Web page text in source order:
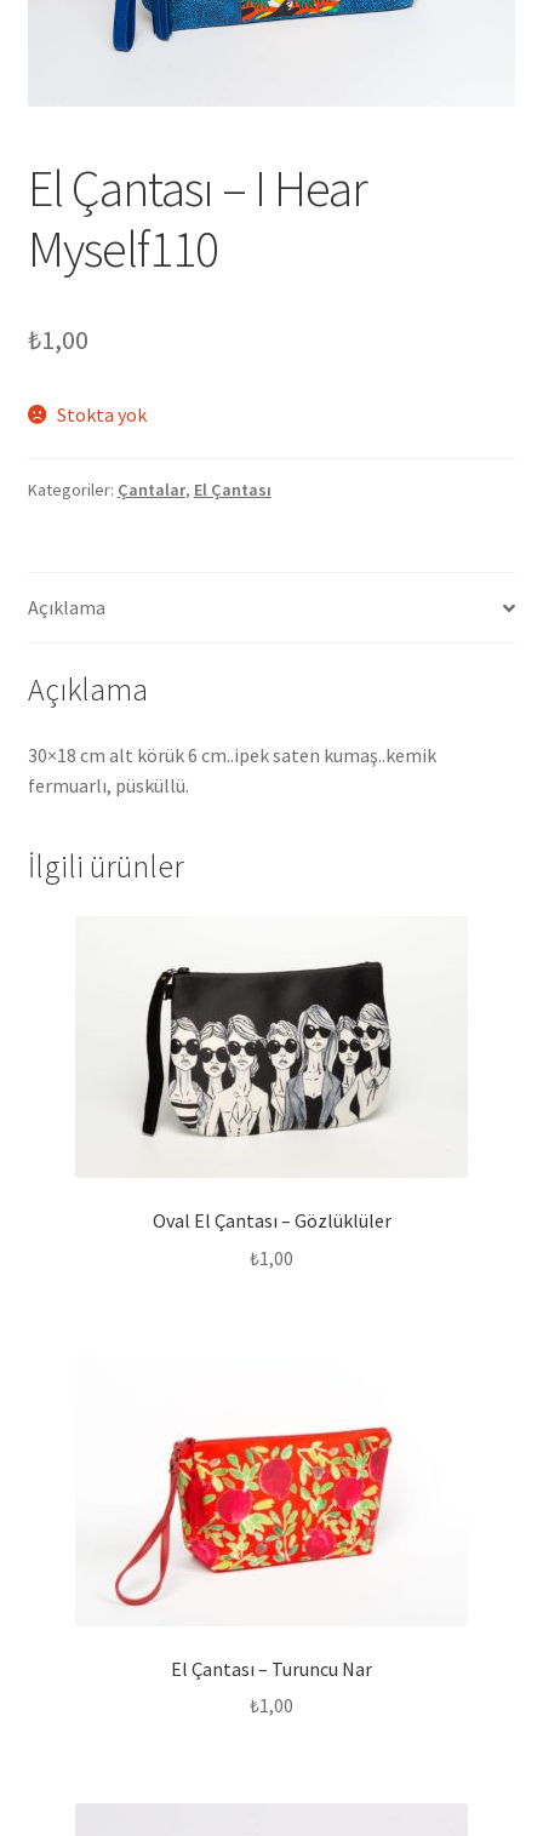
El Çantası – I Hear
Myself110
₺1,00
Stokta yok
Kategoriler: Çantalar, El Çantası
Açıklama
Açıklama
30×18 cm alt körük 6 cm..ipek saten kumaş..kemik
fermuarlı, püsküllü.
İlgili ürünler
Oval El Çantası – Gözlüklüler
₺1,00
El Çantası – Turuncu Nar
₺1,00